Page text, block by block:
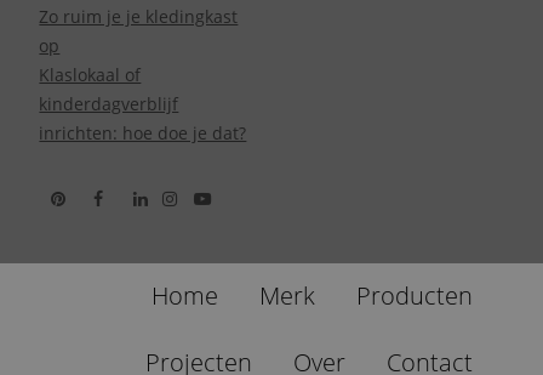
Zo ruim je je kledingkast
op
Klaslokaal of
kinderdagverblijf
inrichten: hoe doe je dat?
Home Merk Producten
Projecten Over Contact